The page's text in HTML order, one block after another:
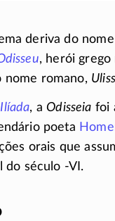
deriva do
, herói grego
nome romano,
Ilíada, aOdisseia foi
poeta
orais que
do século -VI .